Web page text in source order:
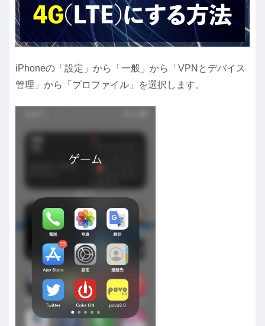
iPhoneの「設定」から「一般」から「VPNとデバイス
管理」から「プロファイル」を選択します。